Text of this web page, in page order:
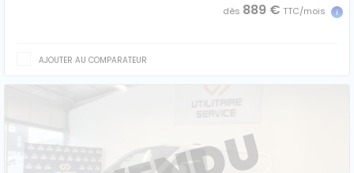
dès 889 € TTC/mois
AJOUTER AU COMPARATEUR